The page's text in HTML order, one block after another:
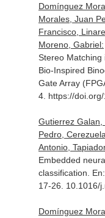
Domínguez
Morales, Juan
Francisco,
Moreno, Gabriel:
Stereo Matching
Bio-Inspired
Gate Array
4. https://
Gutierrez
Pedro,
Antonio,
Embedded
classification.
17-26. 10.1016/
Domínguez